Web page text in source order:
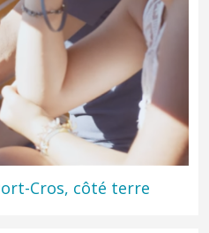
Cros, côté terre